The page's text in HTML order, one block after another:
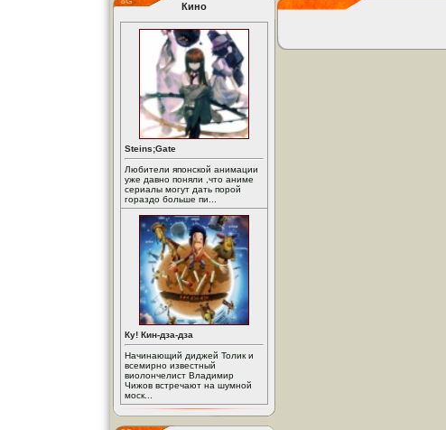
Кино
Steins;Gate
Любители японской анимации
уже давно поняли ,что аниме
сериалы могут дать порой
гораздо больше пи...
Ку! Кин-дза-дза
Начинающий диджей Толик и
всемирно известный
виолончелист Владимир
Чижов встречают на шумной
моск...